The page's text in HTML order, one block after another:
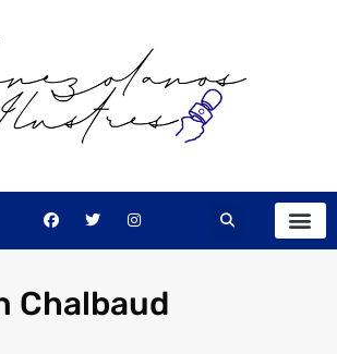
Chalbaud